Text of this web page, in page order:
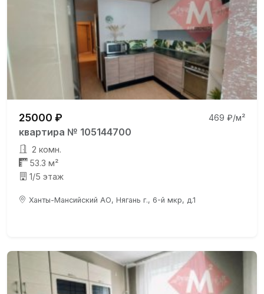
25000 ₽ 469 ₽/м²
квартира № 105144700
2 комн.
53.3 м²
1/5 этаж
Ханты-Мансийский АО, Нягань г., 6-й мкр, д.1